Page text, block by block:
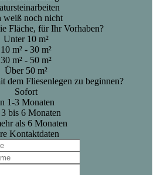
weiß noch nicht
Fläche, für Ihr Vorhaben?
Unter 10 m²
10 m² - 30 m²
30 m² - 50 m²
Über 50 m²
dem Fliesenlegen zu beginnen?
Sofort
1-3 Monaten
bis 6 Monaten
als 6 Monaten
Kontaktdaten